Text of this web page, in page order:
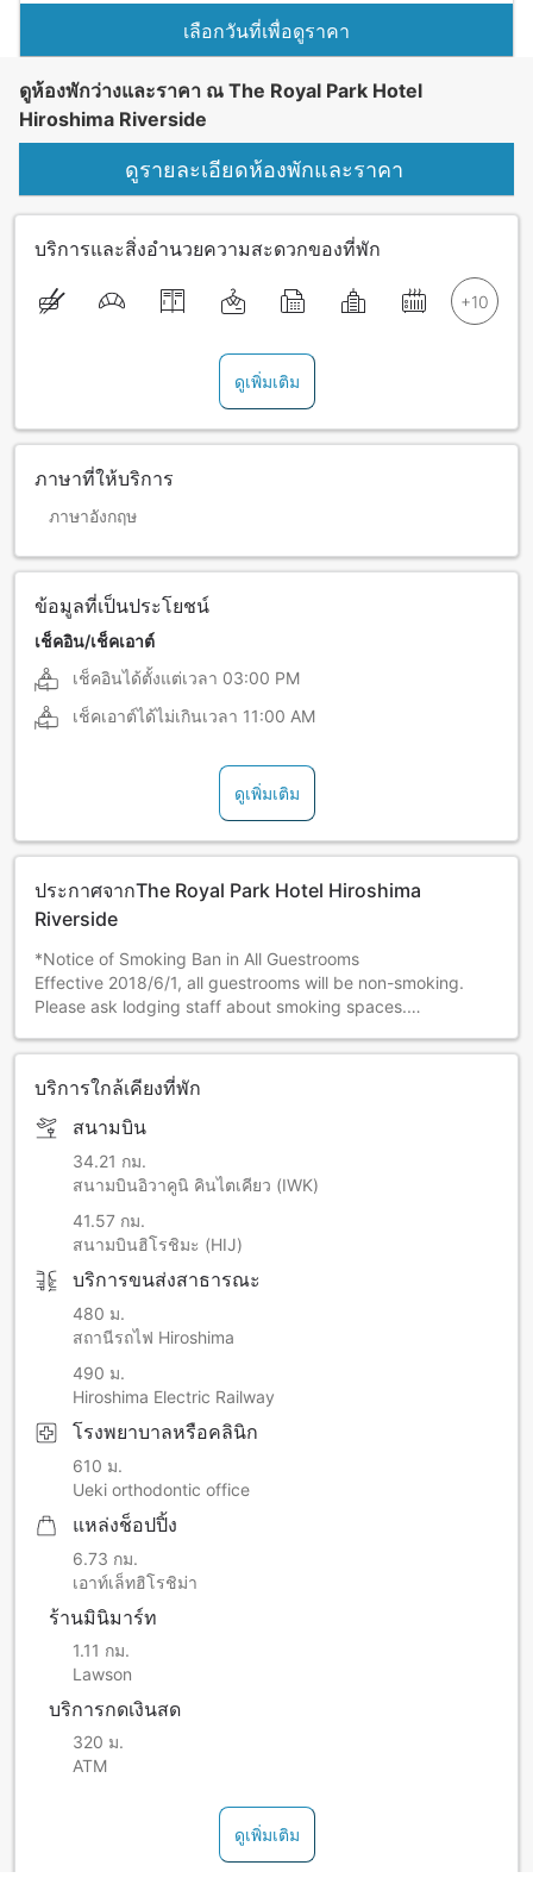
เลือกวันที่เพื่อดูราคา
ดูห้องพักว่างและราคา ณ The Royal Park Hotel
Hiroshima Riverside
ดูรายละเอียดห้องพักและราคา
บริการและสิ่งอำนวยความสะดวกของที่พัก
ดูเพิ่มเติม
ภาษาที่ให้บริการ
ภาษาอังกฤษ
ข้อมูลที่เป็นประโยชน์
เช็คอิน/เช็คเอาต์
เช็คอินได้ตั้งแต่เวลา 03:00 PM
เช็คเอาต์ได้ไม่เกินเวลา 11:00 AM
ดูเพิ่มเติม
ประกาศจากThe Royal Park Hotel Hiroshima
Riverside
*Notice of Smoking Ban in All Guestrooms
Effective 2018/6/1, all guestrooms will be non-smoking.
Please ask lodging staff about smoking spaces.
บริการใกล้เคียงที่พัก
สนามบิน
34.21 กม.
สนามบินอิวาคูนิ คินไตเคียว (IWK)
41.57 กม.
สนามบินฮิโรชิมะ (HIJ)
บริการขนส่งสาธารณะ
480 ม.
สถานีรถไฟ Hiroshima
490 ม.
Hiroshima Electric Railway
โรงพยาบาลหรือคลินิก
610 ม.
Ueki orthodontic office
แหล่งช็อปปิ้ง
6.73 กม.
เอาท์เล็ทฮิโรชิม่า
ร้านมินิมาร์ท
1.11 กม.
Lawson
บริการกดเงินสด
320 ม.
ATM
ดูเพิ่มเติม